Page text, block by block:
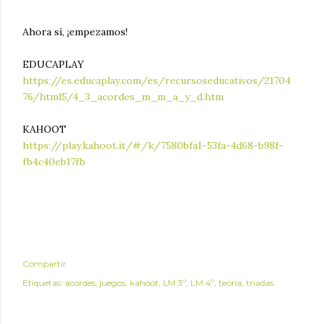
Ahora sí, ¡empezamos!
EDUCAPLAY
https://es.educaplay.com/es/recursoseducativos/21704
76/html5/4_3_acordes_m_m_a_y_d.htm
KAHOOT
https://play.kahoot.it/#/k/7580bfa1-53fa-4d68-b98f-
fb4c40eb17fb
Compartir
Etiquetas: acordes juegos kahoot LM 3º LM 4º teoría triadas